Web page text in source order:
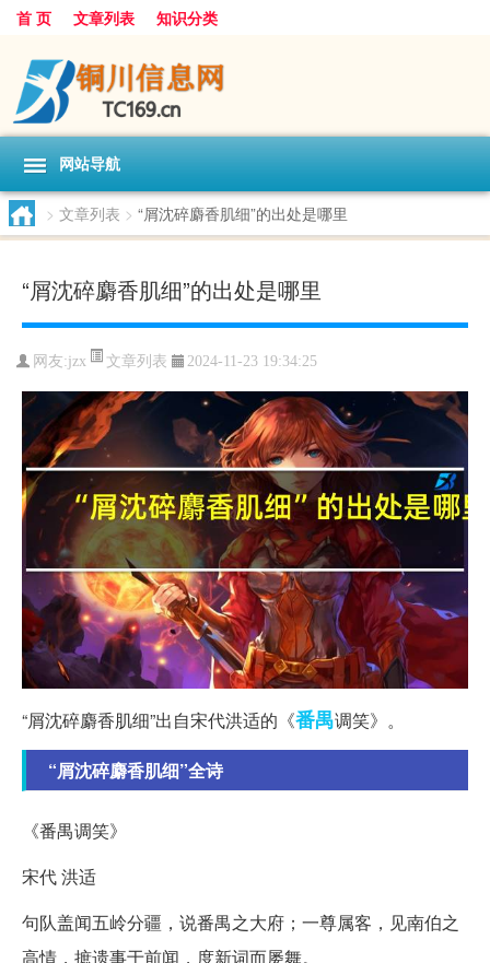
首 页 文章列表 知识分类
网站导航
> 文章列表 > “屑沈碎麝香肌细”的出处是哪里
“屑沈碎麝香肌细”的出处是哪里
网友:jzx 文章列表 2024-11-23 19:34:25
“屑沈碎麝香肌细”出自宋代洪适的《番禺调笑》。
“屑沈碎麝香肌细”全诗
《番禺调笑》
宋代 洪适
句队盖闻五岭分疆，说番禺之大府；一尊属客，见南伯之
高情，摭遗事于前闻，度新词而屡舞。